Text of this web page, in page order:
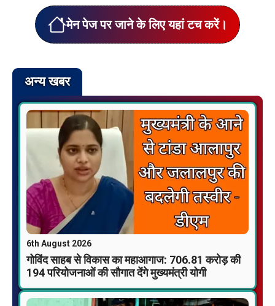
मेन पेज पर जाने के लिए यहां टच करें।
अन्य खबर
6th August 2026
गोविंद साहब से विकास का महाआगाज: 706.81 करोड़ की
194 परियोजनाओं की सौगात देंगे मुख्यमंत्री योगी